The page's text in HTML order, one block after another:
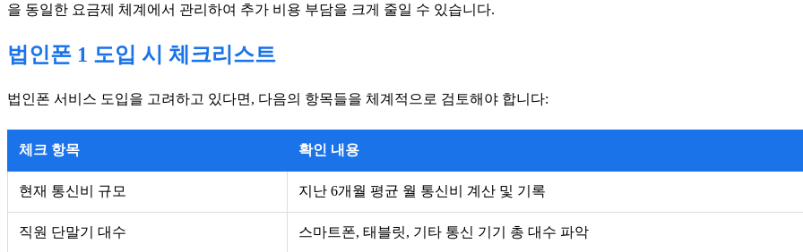
을 동일한 요금제 체계에서 관리하여 추가 비용 부담을 크게 줄일 수 있습니다.
법인폰 1 도입 시 체크리스트
법인폰 서비스 도입을 고려하고 있다면, 다음의 항목들을 체계적으로 검토해야 합니다:
체크 항목 확인 내용
현재 통신비 규모 지난 6개월 평균 월 통신비 계산 및 기록
직원 단말기 대수 스마트폰, 태블릿, 기타 통신 기기 총 대수 파악